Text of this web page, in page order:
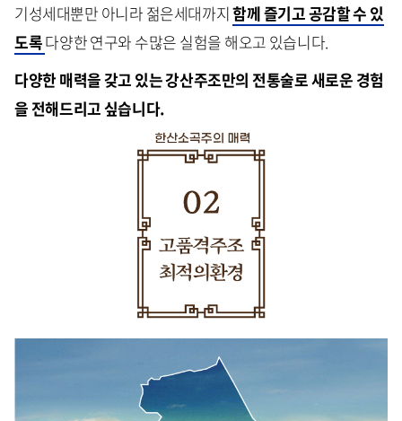
기성세대뿐만 아니라 젊은세대까지함께 즐기고 공감할 수 있
도록다양한 연구와 수많은 실험을 해오고 있습니다.
다양한 매력을 갖고 있는 강산주조만의 전통술로 새로운 경험
을 전해드리고 싶습니다.